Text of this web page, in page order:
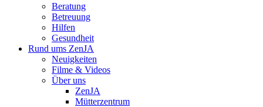
Beratung
Betreuung
Hilfen
Gesundheit
Rund ums ZenJA
Neuigkeiten
Filme & Videos
Über uns
ZenJA
Mütterzentrum